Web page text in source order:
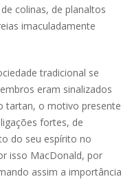
colinas, de planaltos
imaculadamente
tradicional se
eram sinalizados
tartan, o motivo presente
fortes, de
do seu espírito no
isso MacDonald, por
assim a importância